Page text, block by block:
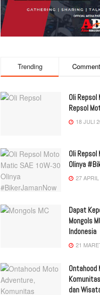
Trending
Oli
Repsol
18 JULI
Oli
Olinya
27
Dapat
Mongols
Indonesia
21
Ontahood
dan